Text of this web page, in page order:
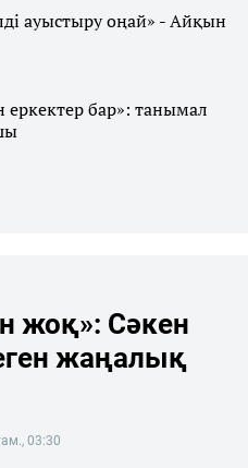
ауыстыру оңай» - Айқын
еркектер бар»: танымал
жоқ»: Сәкен
жаңалық
03:30